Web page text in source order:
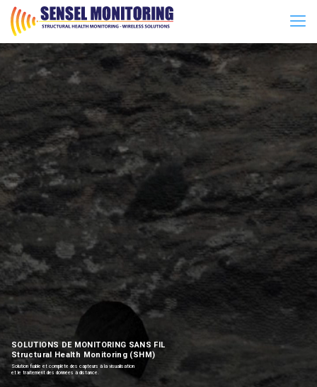
SOLUTIONS DE MONITORING SANS FIL
Structural Health Monitoring (SHM)
Solution fiable et complète des capteurs à la visualisation
et le traitement des données à distance.